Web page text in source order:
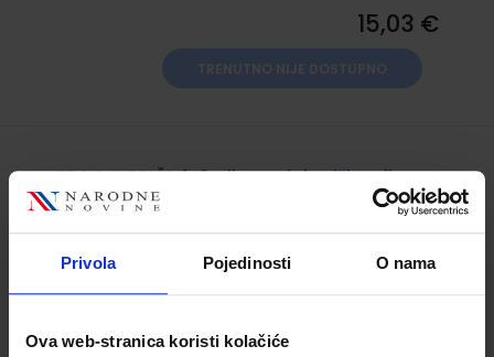
Privola Pojedinosti O nama
Ova web-stranica koristi kolačiće
15,03 €
TRAG U PRIČI 4; 2. dio, radni udžbenik
hrvatskoga jezika za 4. razred osnovne
škole
Šifra proizvoda: 569011 Šifra omota:500176
Autor(i):Budinski Kolar Billege Ivančić Mijić